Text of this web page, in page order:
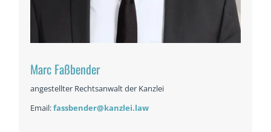
Marc Faßbender
angestellter Rechtsanwalt der Kanzlei
Email:fassbender@kanzlei.law